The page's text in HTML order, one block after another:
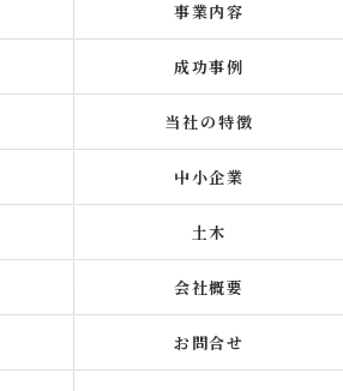
事業内容
成功事例
当社の特徴
中小企業
土木
会社概要
お問合せ